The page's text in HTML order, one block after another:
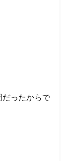
ったからで